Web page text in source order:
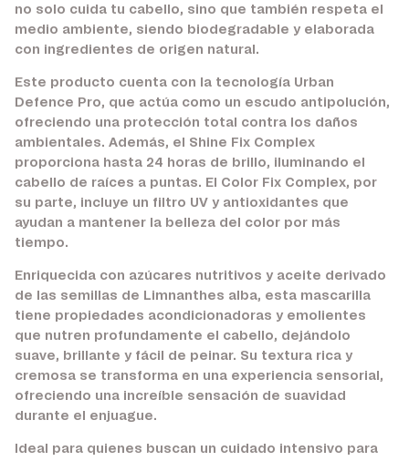
no solo cuida tu cabello, sino que también respeta el
medio ambiente, siendo biodegradable y elaborada
con ingredientes de origen natural.
Este producto cuenta con la tecnología Urban
Defence Pro, que actúa como un escudo antipolución,
ofreciendo una protección total contra los daños
ambientales. Además, el Shine Fix Complex
proporciona hasta 24 horas de brillo, iluminando el
cabello de raíces a puntas. El Color Fix Complex, por
su parte, incluye un filtro UV y antioxidantes que
ayudan a mantener la belleza del color por más
tiempo.
Enriquecida con azúcares nutritivos y aceite derivado
de las semillas de Limnanthes alba, esta mascarilla
tiene propiedades acondicionadoras y emolientes
que nutren profundamente el cabello, dejándolo
suave, brillante y fácil de peinar. Su textura rica y
cremosa se transforma en una experiencia sensorial,
ofreciendo una increíble sensación de suavidad
durante el enjuague.
Ideal para quienes buscan un cuidado intensivo para